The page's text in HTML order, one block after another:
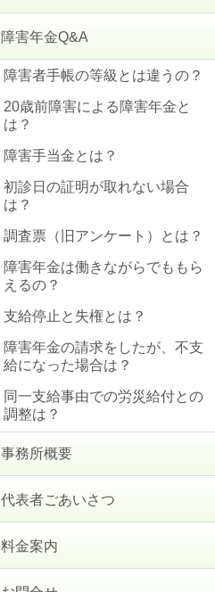
障害年金Q&A
障害者手帳の等級とは違うの？
20歳前障害による障害年金と
は？
障害手当金とは？
初診日の証明が取れない場合
は？
調査票（旧アンケート）とは？
障害年金は働きながらでももら
えるの？
支給停止と失権とは？
障害年金の請求をしたが、不支
給になった場合は？
同一支給事由での労災給付との
調整は？
事務所概要
代表者ごあいさつ
料金案内